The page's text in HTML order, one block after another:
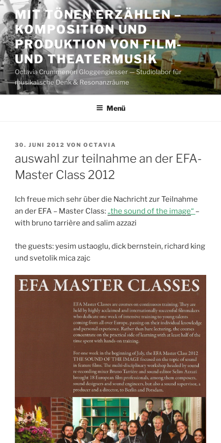
Zum
Inhalt
springen
MIT TÖNEN ERZÄHLEN –
KOMPOSITION UND
PRODUKTION VON FILM-
UND THEATERMUSIK
Octavia Crummenerl Gloggengiesser — Studiolabor für
musikalische Denk & Resonanzräume
Menü
VERÖFFENTLICHT
30. JUNI 2012 VON OCTAVIA
auswahl zur teilnahme an der EFA-
Master Class 2012
Ich freue mich sehr über die Nachricht zur Teilnahme
an der EFA – Master Class:„the sound of the image“ –
with bruno tarrière and salim azzazi
the guests: yesim ustaoglu, dick bernstein, richard king
und svetolik mica zajc